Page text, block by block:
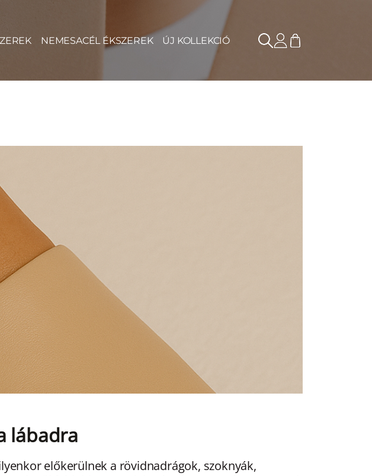
NEMESACÉL ÉKSZEREK ÚJ KOLLEKCIÓ
lábadra
előkerülnek a rövidnadrágok, szoknyák,